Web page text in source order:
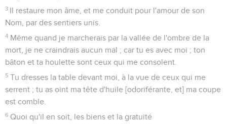
3 Il restaure mon âme, et me conduit pour l'amour de son
Nom, par des sentiers unis.
4 Même quand je marcherais par la vallée de l'ombre de la
mort, je ne craindrais aucun mal ; car tu es avec moi ; ton
bâton et ta houlette sont ceux qui me consolent.
5 Tu dresses la table devant moi, à la vue de ceux qui me
serrent ; tu as oint ma tête d'huile [odoriférante, et] ma coupe
est comble.
6 Quoi qu'il en soit, les biens et la gratuité